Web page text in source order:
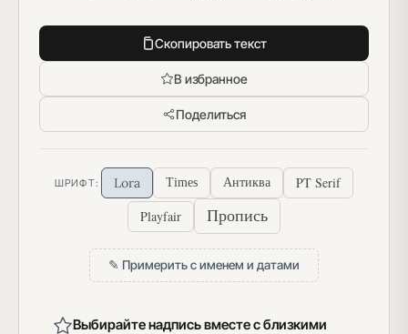
Скопировать текст
В избранное
Поделиться
ШРИФТ: Lora Times Антиква
PT Serif
Playfair
Пропись
✎ Примерить с именем и датами
Выбирайте надпись вместе с близкими